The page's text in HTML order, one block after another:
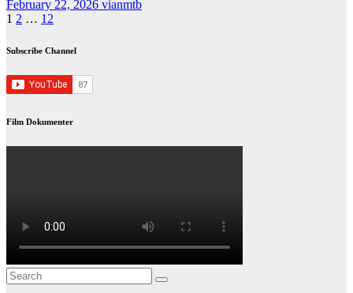
February 22, 2026 vianmtb
Posts
pagination
1 2 … 12
Subscribe Channel
Film Dokumenter